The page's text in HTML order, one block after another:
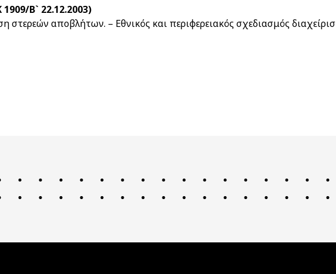
Β` 22.12.2003)
στερεών αποβλήτων. – Εθνικός και περιφερειακός σχεδιασμός